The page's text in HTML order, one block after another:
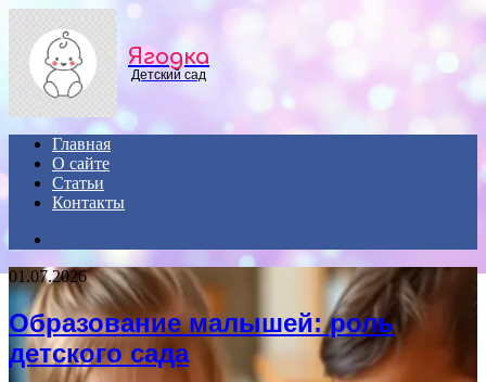
Ягодка
Детский сад
Главная
О сайте
Статьи
Контакты
01.07.2026
Образование малышей: роль
детского сада